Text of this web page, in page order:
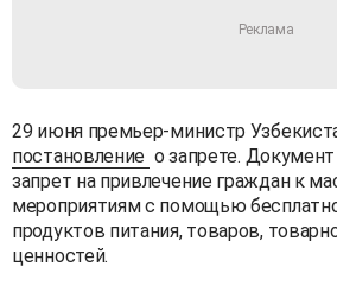
29 июня премьер-министр
постановление о запрете.
запрет на привлечение граждан к
мероприятиям с помощью
продуктов питания, товаров,
ценностей.